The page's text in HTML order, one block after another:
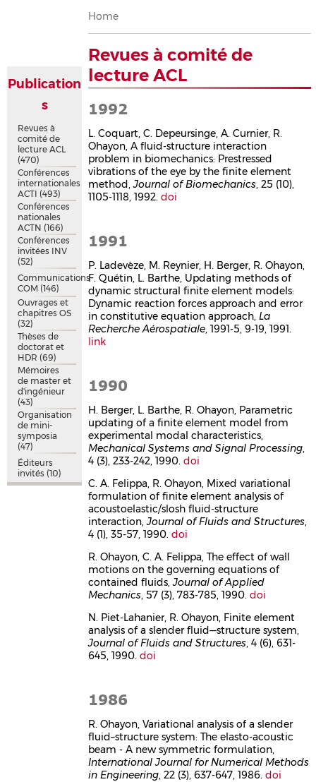
Breadcrumb
Home
Revues à comité de
lecture ACL
1992
L. Coquart, C. Depeursinge, A. Curnier, R.
Ohayon, A fluid-structure interaction
problem in biomechanics: Prestressed
vibrations of the eye by the finite element
method,Journal of Biomechanics, 25 (10),
1105-1118, 1992.doi
1991
P. Ladevèze, M. Reynier, H. Berger, R. Ohayon,
F. Quétin, L. Barthe, Updating methods of
dynamic structural finite element models:
Dynamic reaction forces approach and error
in constitutive equation approach,La
Recherche Aérospatiale, 1991-5, 9-19, 1991.
link
1990
H. Berger, L. Barthe, R. Ohayon, Parametric
updating of a finite element model from
experimental modal characteristics,
Mechanical Systems and Signal Processing,
4 (3), 233-242, 1990.doi
C. A. Felippa, R. Ohayon, Mixed variational
formulation of finite element analysis of
acoustoelastic/slosh fluid-structure
interaction,Journal of Fluids and Structures,
4 (1), 35-57, 1990.doi
R. Ohayon, C. A. Felippa, The effect of wall
motions on the governing equations of
contained fluids,Journal of Applied
Mechanics, 57 (3), 783-785, 1990.doi
N. Piet-Lahanier, R. Ohayon, Finite element
analysis of a slender fluid—structure system,
Journal of Fluids and Structures, 4 (6), 631-
645, 1990.doi
1986
R. Ohayon, Variational analysis of a slender
fluid–structure system: The elasto-acoustic
beam - A new symmetric formulation,
International Journal for Numerical Methods
in Engineering, 22 (3), 637-647, 1986.doi
Publication
s
Revues à
comité de
lecture ACL
(470)
Conférences
internationales
ACTI (493)
Conférences
nationales
ACTN (166)
Conférences
invitées INV
(52)
Communications
COM (146)
Ouvrages et
chapitres OS
(32)
Thèses de
doctorat et
HDR (69)
Mémoires
de master et
d'ingénieur
(43)
Organisation
de mini-
symposia
(47)
Éditeurs
invités (10)